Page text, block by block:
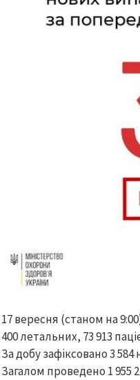
17 вересня (станом на
400 летальних, 73 913
За добу зафіксовано 3 584
Загалом проведено 1 955